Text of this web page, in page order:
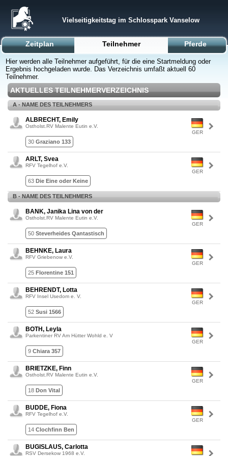
Vielseitigkeitstag im Schlosspark Vanselow
Zeitplan Teilnehmer Pferde
Hier werden alle Teilnehmer aufgeführt, für die eine Startmeldung oder
Ergebnis hochgeladen wurde. Das Verzeichnis umfaßt aktuell 60
Teilnehmer.
AKTUELLES TEILNEHMERVERZEICHNIS
A - NAME DES TEILNEHMERS
GER
ALBRECHT, Emily
Ostholst.RV Malente Eutin e.V.
30 Graziano 133
GER
ARLT, Svea
RFV Tegelhof e.V.
63 Die Eine oder Keine
B - NAME DES TEILNEHMERS
GER
BANK, Janika Lina von der
Ostholst.RV Malente Eutin e.V.
50 Steverheides Qantastisch
GER
BEHNKE, Laura
RFV Griebenow e.V.
25 Florentine 151
GER
BEHRENDT, Lotta
RFV Insel Usedom e. V.
52 Susi 1566
GER
BOTH, Leyla
Parkentiner RV Am Hütter Wohld e. V
9 Chiara 357
GER
BRIETZKE, Finn
Ostholst.RV Malente Eutin e.V.
18 Don Vital
GER
BUDDE, Fiona
RFV Tegelhof e.V.
14 Clochfinn Ben
BUGISLAUS, Carlotta
RSV Dersekow 1968 e.V.